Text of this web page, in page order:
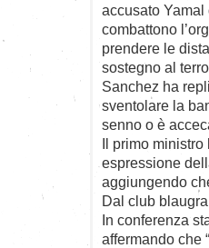
accusato Yamal
combattono
prendere le
sostegno al
Sanchez ha
sventolare la
senno o è
Il primo
espressione
aggiungendo
Dal club
In conferenza
affermando che